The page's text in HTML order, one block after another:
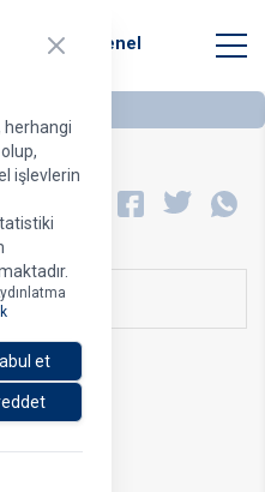
Close panel
herhangi
işlevlerin
et
İşletmesi Genel